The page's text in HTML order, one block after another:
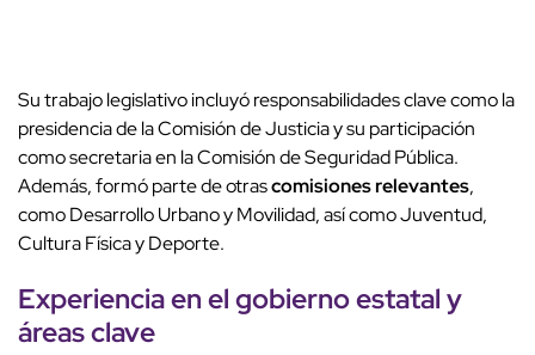
Su trabajo legislativo incluyó responsabilidades clave como la
presidencia de la Comisión de Justicia y su participación
como secretaria en la Comisión de Seguridad Pública.
Además, formó parte de otrascomisiones relevantes,
como Desarrollo Urbano y Movilidad, así como Juventud,
Cultura Física y Deporte.
Experiencia en el gobierno estatal y
áreas clave